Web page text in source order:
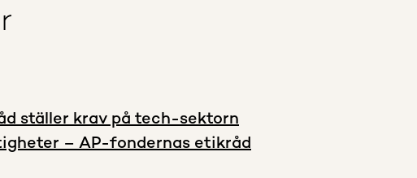
ställer krav på tech-sektorn
– AP-fondernas etikråd